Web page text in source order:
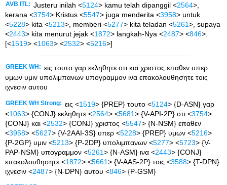
AVB ITL: Justeru inilah <5124> kamu telah dipanggil <2564>,
kerana <3754> Kristus <5547> juga menderita <3958> untuk
<5228> kita <5213>, memberi <5277> kita teladan <5261>, supaya
<2443> kita menurut jejak <1872> langkah-Nya <2487> <846>.
[<1519> <1063> <2532> <5216>]
GREEK WH: εις τουτο γαρ εκληθητε οτι και χριστος επαθεν υπερ
υμων υμιν υπολιμπανων υπογραμμον ινα επακολουθησητε τοις
ιχνεσιν αυτου
GREEK WH Strong: εις <1519> {PREP} τουτο <5124> {D-ASN} γαρ
<1063> {CONJ} εκληθητε <2564> <5681> {V-API-2P} οτι <3754>
{CONJ} και <2532> {CONJ} χριστος <5547> {N-NSM} επαθεν
<3958> <5627> {V-2AAI-3S} υπερ <5228> {PREP} υμων <5216>
{P-2GP} υμιν <5213> {P-2DP} υπολιμπανων <5277> <5723> {V-
PAP-NSM} υπογραμμον <5261> {N-ASM} ινα <2443> {CONJ}
επακολουθησητε <1872> <5661> {V-AAS-2P} τοις <3588> {T-DPN}
ιχνεσιν <2487> {N-DPN} αυτου <846> {P-GSM}